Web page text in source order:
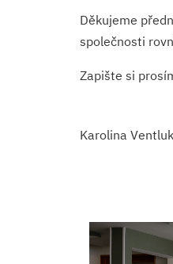
Děkujeme
společnosti
Zapište si
Karolina